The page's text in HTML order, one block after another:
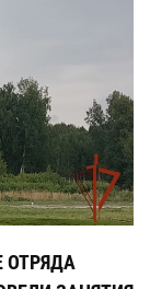
ОТРЯДА